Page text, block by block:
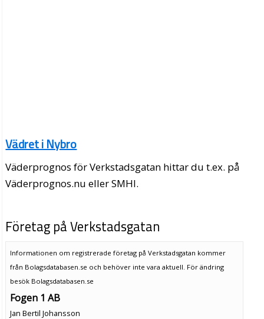
Vädret i Nybro
Väderprognos för Verkstadsgatan hittar du t.ex. på
Väderprognos.nu eller SMHI.
Företag på Verkstadsgatan
Informationen om registrerade företag på Verkstadsgatan kommer
från Bolagsdatabasen.se och behöver inte vara aktuell. För ändring
besök Bolagsdatabasen.se
Fogen 1 AB
Jan Bertil Johansson